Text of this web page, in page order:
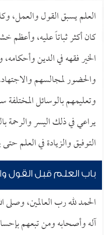
العلم يسبق القول والعمل،
كان أكثر ثباتاً عليه، وأعظم
الخير فقهه في الدين وأحكامه،
والحضور لمجالسهم
وتعليمهم بالوسائل المختلفة
يراعي في ذلك اليسر والرحمة
التوفيق والزيادة في العلم
باب العلم قبل القول
الحمد لله رب العالمين، وصلى
آله وأصحابه ومن تبعهم